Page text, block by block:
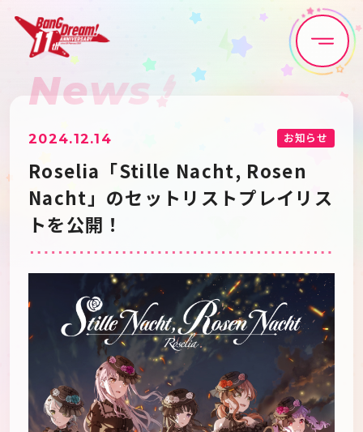
Home News
Live•Event Discography
Artist Anime
Schedule About
Goods
News
2024.12.14 お知らせ
Roselia「Stille Nacht, Rosen
Nacht」のセットリストプレイリス
トを公開！